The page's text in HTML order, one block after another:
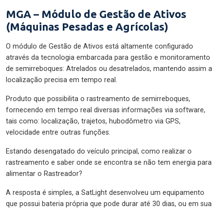
MGA – Módulo de Gestão de Ativos
(Máquinas Pesadas e Agrícolas)
O módulo de Gestão de Ativos está altamente configurado
através da tecnologia embarcada para gestão e monitoramento
de semirreboques: Atrelados ou desatrelados, mantendo assim a
localização precisa em tempo real.
Produto que possibilita o rastreamento de semirreboques,
fornecendo em tempo real diversas informações via software,
tais como: localização, trajetos, hubodômetro via GPS,
velocidade entre outras funções.
Estando desengatado do veículo principal, como realizar o
rastreamento e saber onde se encontra se não tem energia para
alimentar o Rastreador?
A resposta é simples, a SatLight desenvolveu um equipamento
que possui bateria própria que pode durar até 30 dias, ou em sua